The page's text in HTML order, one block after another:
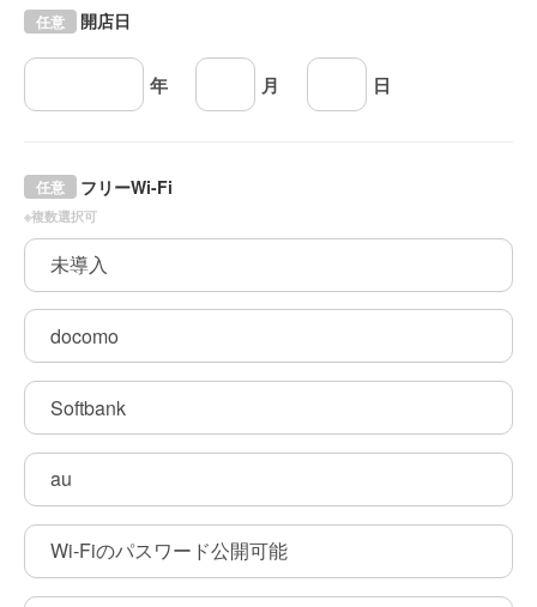
開店日
任意
年 月 日
フリーWi-Fi
任意
※複数選択可
未導入
docomo
Softbank
au
Wi-Fiのパスワード公開可能